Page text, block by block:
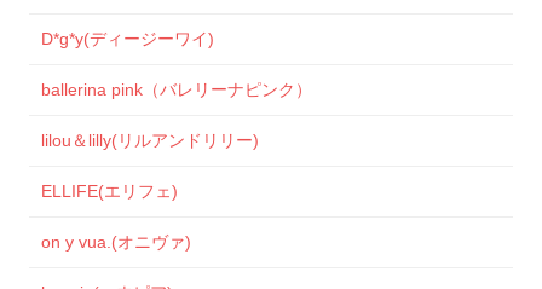
D*g*y(ディージーワイ)
ballerina pink（バレリーナピンク）
lilou＆lilly(リルアンドリリー)
ELLIFE(エリフェ)
on y vua.(オニヴァ)